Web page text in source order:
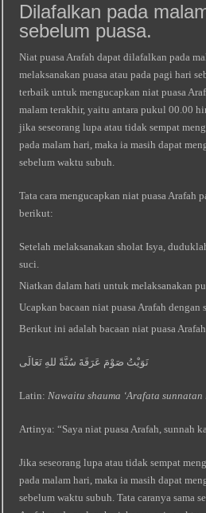
Dilafalkan pada
sebelum puasa.
Niat puasa Arafah dapat dilafalkan pada
melaksanakan puasa atau pada pagi hari
terbaik untuk mengucapkan niat puasa
malam terakhir, yaitu antara pukul 00.00
jika seseorang lupa atau tidak sempat
pada malam hari, maka ia masih dapat
sebelum waktu subuh.
Tata cara mengucapkan niat puasa Arafah
berikut:
Setelah melaksanakan sholat Isya,
suci.
Niatkan dalam hati untuk melaksanakan
Ucapkan bacaan niat puasa Arafah dengan
Berikut ini adalah bacaan niat puasa
نَوَيْتُ صَوْمَ عَرَفَةَ سُنَّةً للهِ تَعَالَى
Latin:Nawaitu shauma ‘Arafata
Artinya: “Saya niat puasa Arafah, sunnah
Jika seseorang lupa atau tidak sempat
pada malam hari, maka ia masih dapat
sebelum waktu subuh. Tata caranya sama